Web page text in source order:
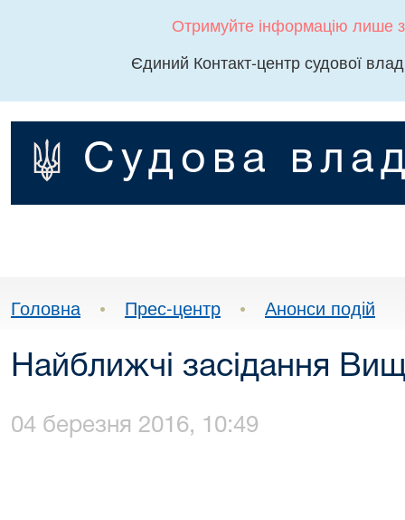
Отримуйте інформацію лише
Єдиний Контакт-центр судової
Судова
Головна • Прес-центр • Анонси подій
Найближчі засідання
04 березня 2016, 10:49